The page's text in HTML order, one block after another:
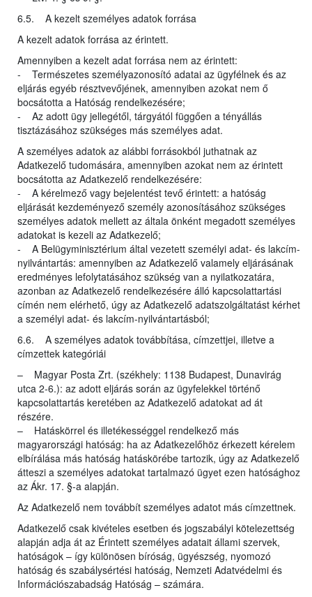
6.5. A kezelt személyes adatok forrása
A kezelt adatok forrása az érintett.
Amennyiben a kezelt adat forrása nem az érintett:
- Természetes személyazonosító adatai az ügyfélnek és az
eljárás egyéb résztvevőjének, amennyiben azokat nem ő
bocsátotta a Hatóság rendelkezésére;
- Az adott ügy jellegétől, tárgyától függően a tényállás
tisztázásához szükséges más személyes adat.
A személyes adatok az alábbi forrásokból juthatnak az
Adatkezelő tudomására, amennyiben azokat nem az érintett
bocsátotta az Adatkezelő rendelkezésére:
- A kérelmező vagy bejelentést tevő érintett: a hatóság
eljárását kezdeményező személy azonosításához szükséges
személyes adatok mellett az általa önként megadott személyes
adatokat is kezeli az Adatkezelő;
- A Belügyminisztérium által vezetett személyi adat- és lakcím-
nyilvántartás: amennyiben az Adatkezelő valamely eljárásának
eredményes lefolytatásához szükség van a nyilatkozatára,
azonban az Adatkezelő rendelkezésére álló kapcsolattartási
címén nem elérhető, úgy az Adatkezelő adatszolgáltatást kérhet
a személyi adat- és lakcím-nyilvántartásból;
6.6. A személyes adatok továbbítása, címzettjei, illetve a
címzettek kategóriái
– Magyar Posta Zrt. (székhely: 1138 Budapest, Dunavirág
utca 2-6.): az adott eljárás során az ügyfelekkel történő
kapcsolattartás keretében az Adatkezelő adatokat ad át
részére.
– Hatáskörrel és illetékességgel rendelkező más
magyarországi hatóság: ha az Adatkezelőhöz érkezett kérelem
elbírálása más hatóság hatáskörébe tartozik, úgy az Adatkezelő
átteszi a személyes adatokat tartalmazó ügyet ezen hatósághoz
az Ákr. 17. §-a alapján.
Az Adatkezelő nem továbbít személyes adatot más címzettnek.
Adatkezelő csak kivételes esetben és jogszabályi kötelezettség
alapján adja át az Érintett személyes adatait állami szervek,
hatóságok – így különösen bíróság, ügyészség, nyomozó
hatóság és szabálysértési hatóság, Nemzeti Adatvédelmi és
Információszabadság Hatóság – számára.